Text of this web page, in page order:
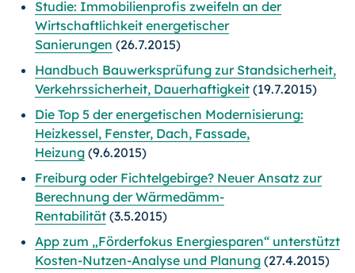
Studie: Immobilienprofis zweifeln an der
Wirtschaftlichkeit energetischer
Sanierungen (26.7.2015)
Handbuch Bauwerksprüfung zur Standsicherheit,
Verkehrssicherheit, Dauerhaftigkeit (19.7.2015)
Die Top 5 der energetischen Modernisierung:
Heizkessel, Fenster, Dach, Fassade,
Heizung (9.6.2015)
Freiburg oder Fichtelgebirge? Neuer Ansatz zur
Berechnung der Wärmedämm-
Rentabilität (3.5.2015)
App zum „Förderfokus Energiesparen“ unterstützt
Kosten-Nutzen-Analyse und Planung (27.4.2015)